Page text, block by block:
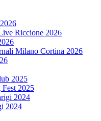
Riccione 2026
Milano Cortina 2026
2025
2025
2024
2024